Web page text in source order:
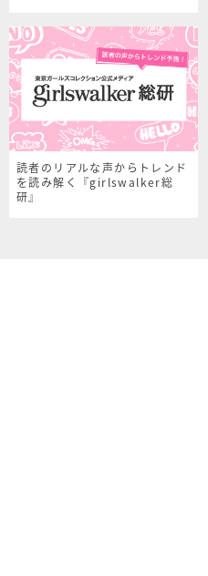
読者のリアルな声からトレンド
を読み解く『girlswalker総
研』